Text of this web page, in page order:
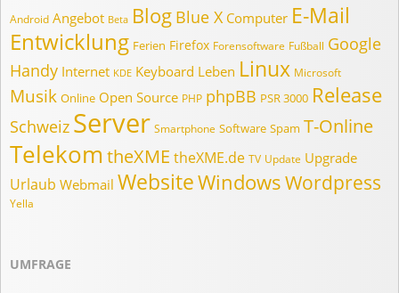
Android Angebot Beta Blog Blue X Computer E-Mail
Entwicklung Ferien Firefox Forensoftware Fußball Google
Handy Internet KDE Keyboard Leben Linux Microsoft
Musik Online Open Source PHP phpBB PSR 3000 Release
Schweiz Server Smartphone Software Spam T-Online
Telekom theXME theXME.de TV Update Upgrade
Urlaub Webmail WebsiteWindowsWordpress
Yella
UMFRAGE